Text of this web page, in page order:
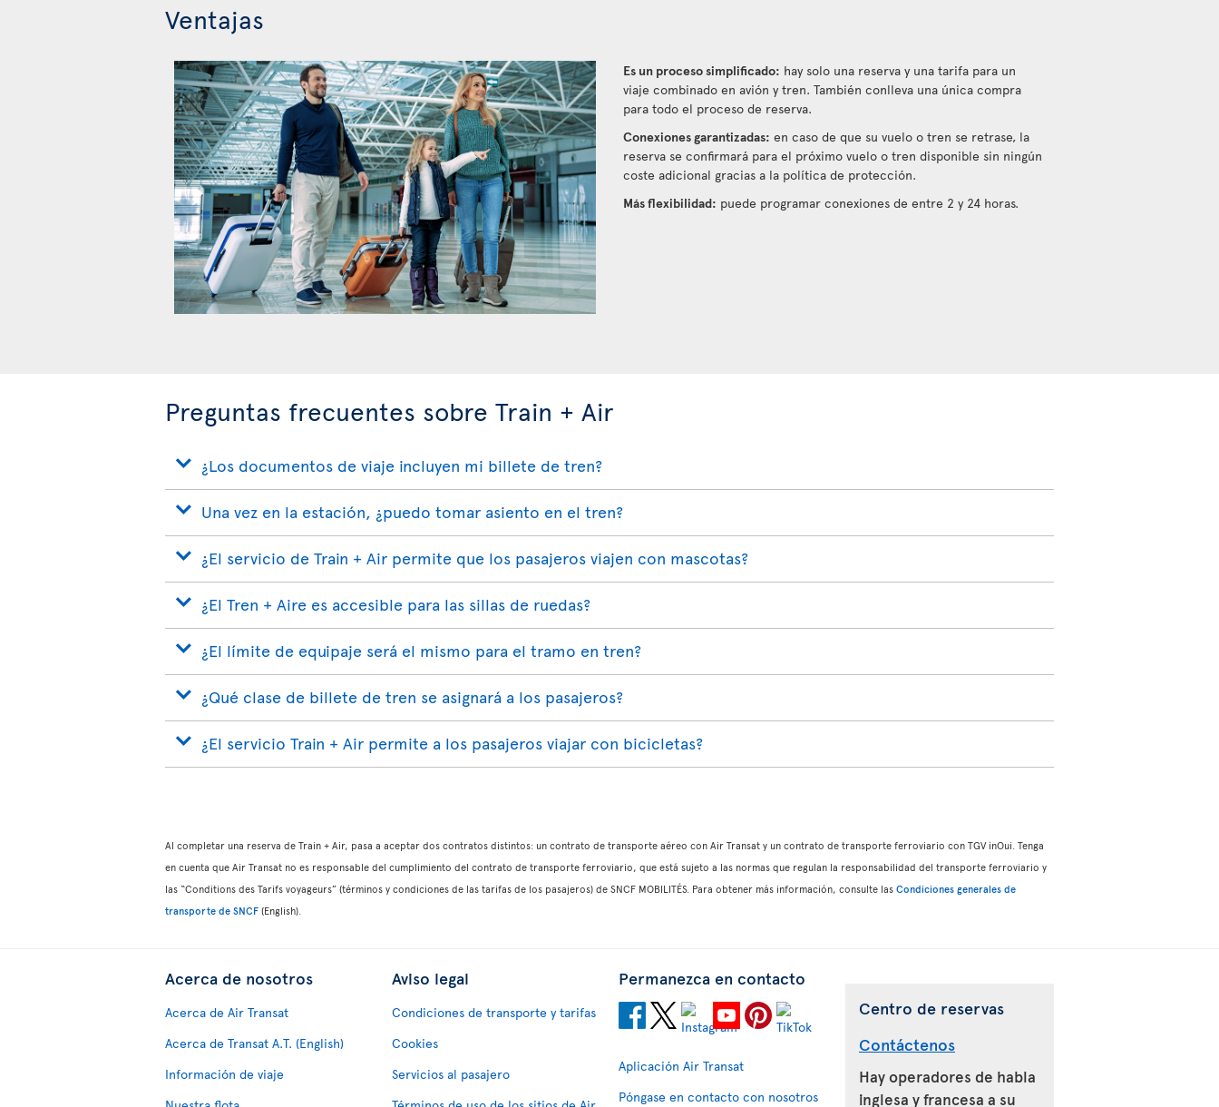
Ventajas
Es un proceso simplificado: hay solo una reserva y una tarifa para un
viaje combinado en avión y tren. También conlleva una única compra
para todo el proceso de reserva.
Conexiones garantizadas: en caso de que su vuelo o tren se retrase, la
reserva se confirmará para el próximo vuelo o tren disponible sin ningún
coste adicional gracias a la política de protección.
Más flexibilidad: puede programar conexiones de entre 2 y 24 horas.
Preguntas frecuentes sobre Train + Air
¿Los documentos de viaje incluyen mi billete de tren?
Una vez en la estación, ¿puedo tomar asiento en el tren?
¿El servicio de Train + Air permite que los pasajeros viajen con mascotas?
¿El Tren + Aire es accesible para las sillas de ruedas?
¿El límite de equipaje será el mismo para el tramo en tren?
¿Qué clase de billete de tren se asignará a los pasajeros?
¿El servicio Train + Air permite a los pasajeros viajar con bicicletas?
Al completar una reserva de Train + Air, pasa a aceptar dos contratos distintos: un contrato de transporte aéreo con Air Transat y un contrato de transporte ferroviario con TGV inOui. Tenga
en cuenta que Air Transat no es responsable del cumplimiento del contrato de transporte ferroviario, que está sujeto a las normas que regulan la responsabilidad del transporte ferroviario y
las “Conditions des Tarifs voyageurs” (términos y condiciones de las tarifas de los pasajeros) de SNCF MOBILITÉS. Para obtener más información, consulte las Condiciones generales de
transporte de SNCF (English).
Acerca de nosotros
Acerca de Air Transat
Acerca de Transat A.T. (English)
Información de viaje
Aviso legal
Condiciones de transporte y tarifas
Cookies
Servicios al pasajero
Permanezca en contacto
Aplicación Air Transat
Póngase en contacto con nosotros
Centro de reservas
Contáctenos
Hay operadores de habla
inglesa y francesa a su